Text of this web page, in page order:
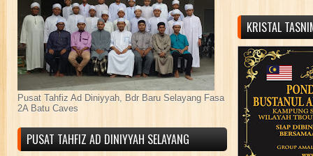
Pusat Tahfiz Ad Diniyyah, Bdr Baru Selayang Fasa
2A Batu Caves
PUSAT TAHFIZ AD DINIYYAH SELAYANG
KRISTAL